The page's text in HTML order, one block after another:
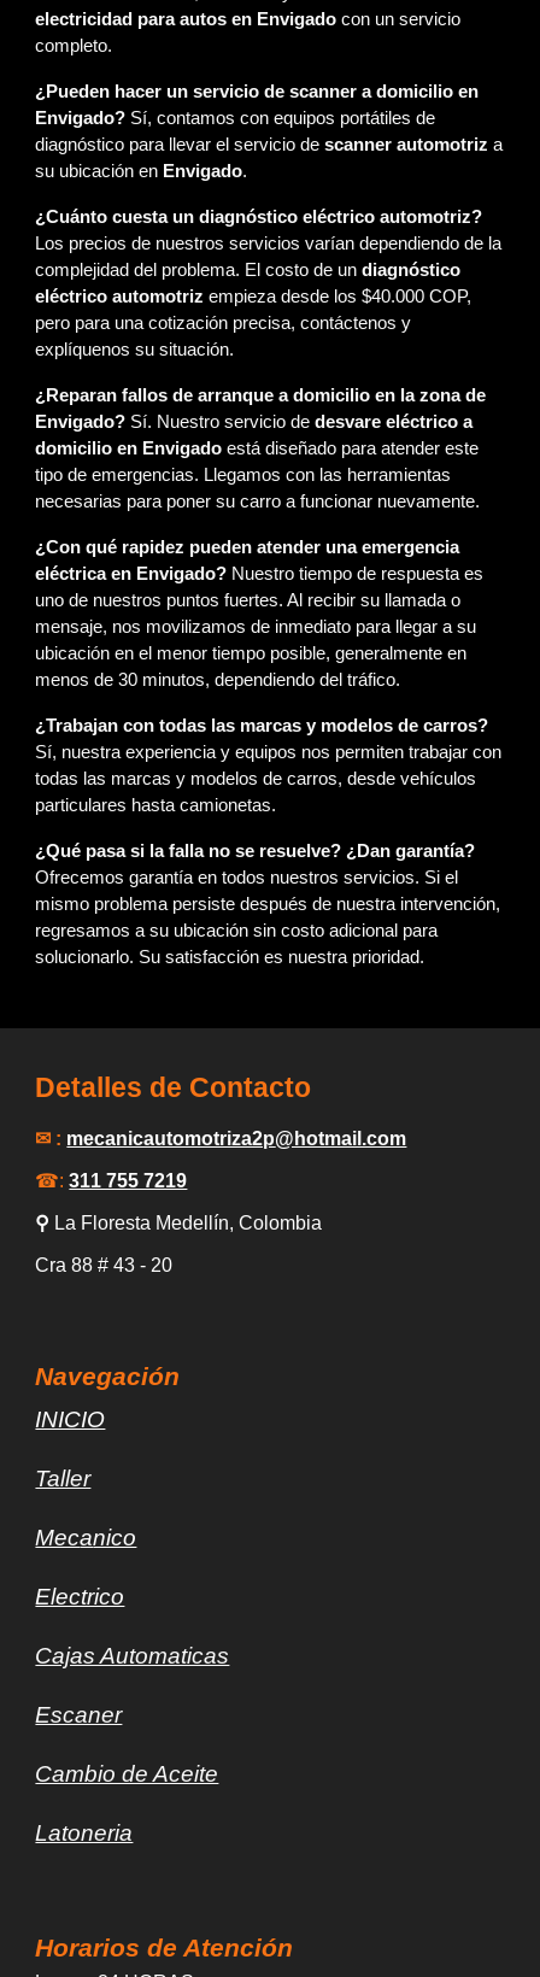
electricidad para autos en Envigado con un servicio
completo.
¿Pueden hacer un servicio de scanner a domicilio en
Envigado? Sí, contamos con equipos portátiles de
diagnóstico para llevar el servicio descanner automotriz a
su ubicación en Envigado.
¿Cuánto cuesta un diagnóstico eléctrico automotriz?
Los precios de nuestros servicios varían dependiendo de la
complejidad del problema. El costo de undiagnóstico
eléctrico automotriz empieza desde los $40.000 COP,
pero para una cotización precisa, contáctenos y
explíquenos su situación.
¿Reparan fallos de arranque a domicilio en la zona de
Envigado? Sí. Nuestro servicio dedesvare eléctrico a
domicilio en Envigado está diseñado para atender este
tipo de emergencias. Llegamos con las herramientas
necesarias para poner su carro a funcionar nuevamente.
¿Con qué rapidez pueden atender una emergencia
eléctrica en Envigado? Nuestro tiempo de respuesta es
uno de nuestros puntos fuertes. Al recibir su llamada o
mensaje, nos movilizamos de inmediato para llegar a su
ubicación en el menor tiempo posible, generalmente en
menos de 30 minutos, dependiendo del tráfico.
¿Trabajan con todas las marcas y modelos de carros?
Sí, nuestra experiencia y equipos nos permiten trabajar con
todas las marcas y modelos de carros, desde vehículos
particulares hasta camionetas.
¿Qué pasa si la falla no se resuelve? ¿Dan garantía?
Ofrecemos garantía en todos nuestros servicios. Si el
mismo problema persiste después de nuestra intervención,
regresamos a su ubicación sin costo adicional para
solucionarlo. Su satisfacción es nuestra prioridad.
Detalles de Contacto
✉ : mecanicautomotriza2p@hotmail.com
☎: 311 755 7219
⚲ La Floresta Medellín, Colombia
Cra 88 # 43 - 20
Navegación
INICIO
Taller
Mecanico
Electrico
Cajas Automaticas
Escaner
Cambio de Aceite
Latoneria
Horarios de Atención